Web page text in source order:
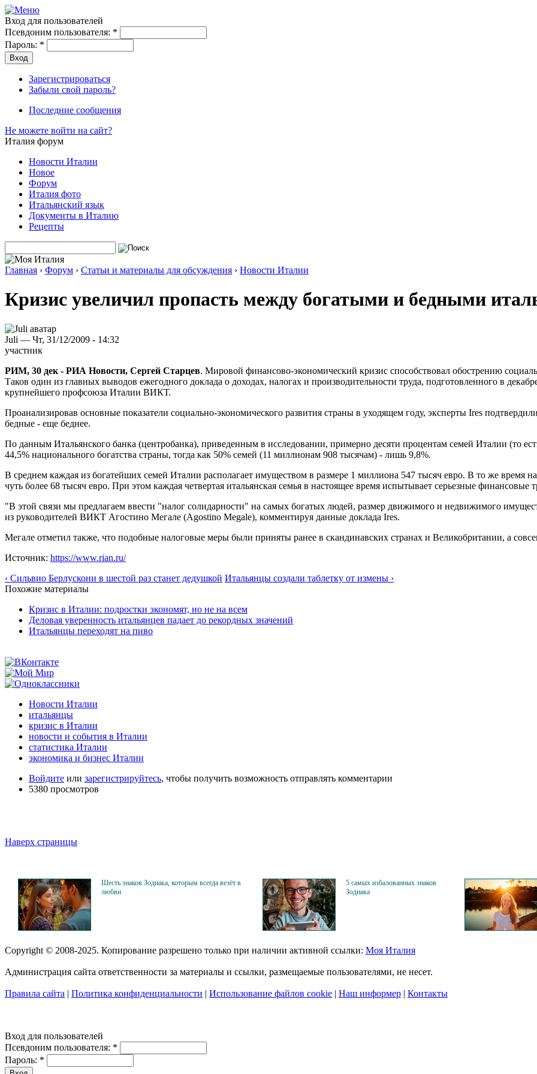
Вход для пользователей
Псевдоним пользователя: *
Пароль: *
Зарегистрироваться
Забыли свой пароль?
Последние сообщения
Не можете войти на сайт?
Италия форум
Новости Италии
Новое
Форум
Италия фото
Итальянский язык
Документы в Италию
Рецепты
Главная › Форум › Статьи и материалы для обсуждения › Новости Италии
Кризис увеличил пропасть между богатыми и бедными
Juli — Чт, 31/12/2009 - 14:32
участник
РИМ, 30 дек - РИА Новости, Сергей Старцев. Мировой финансово-экономический кризис способствовал обострению
Таков один из главных выводов ежегодного доклада о доходах, налогах и производительности труда, подготовленного в
крупнейшего профсоюза Италии ВИКТ.
Проанализировав основные показатели социально-экономического развития страны в уходящем году, эксперты Ires
бедные - еще беднее.
По данным Итальянского банка (центробанка), приведенным в исследовании, примерно десяти процентам семей Италии (то
44,5% национального богатства страны, тогда как 50% семей (11 миллионам 908 тысячам) - лишь 9,8%.
В среднем каждая из богатейших семей Италии располагает имуществом в размере 1 миллиона 547 тысяч евро. В то же время
чуть более 68 тысяч евро. При этом каждая четвертая итальянская семья в настоящее время испытывает серьезные финансовые
"В этой связи мы предлагаем ввести "налог солидарности" на самых богатых людей, размер движимого и недвижимого
из руководителей ВИКТ Агостино Мегале (Agostino Megale), комментируя данные доклада Ires.
Мегале отметил также, что подобные налоговые меры были приняты ранее в скандинавских странах и Великобритании, а
Источник: https://www.rian.ru/
‹ Сильвио Берлускони в шестой раз станет дедушкой Итальянцы создали таблетку от измены ›
Похожие материалы
Кризис в Италии: подростки экономят, но не на всем
Деловая уверенность итальянцев падает до рекордных значений
Итальянцы переходят на пиво
Новости Италии
итальянцы
кризис в Италии
новости и события в Италии
статистика Италии
экономика и бизнес Италии
Войдите или зарегистрируйтесь, чтобы получить возможность отправлять комментарии
5380 просмотров
Наверх страницы
Шесть знаков Зодиака, которым всегда везёт в
любви
5 самых избалованных знаков
Зодиака
Copyright © 2008-2025. Копирование разрешено только при наличии активной ссылки: Моя Италия
Администрация сайта ответственности за материалы и ссылки, размещаемые пользователями, не несет.
Правила сайта | Политика конфиденциальности | Использование файлов cookie | Наш информер | Контакты
Вход для пользователей
Псевдоним пользователя: *
Пароль: *